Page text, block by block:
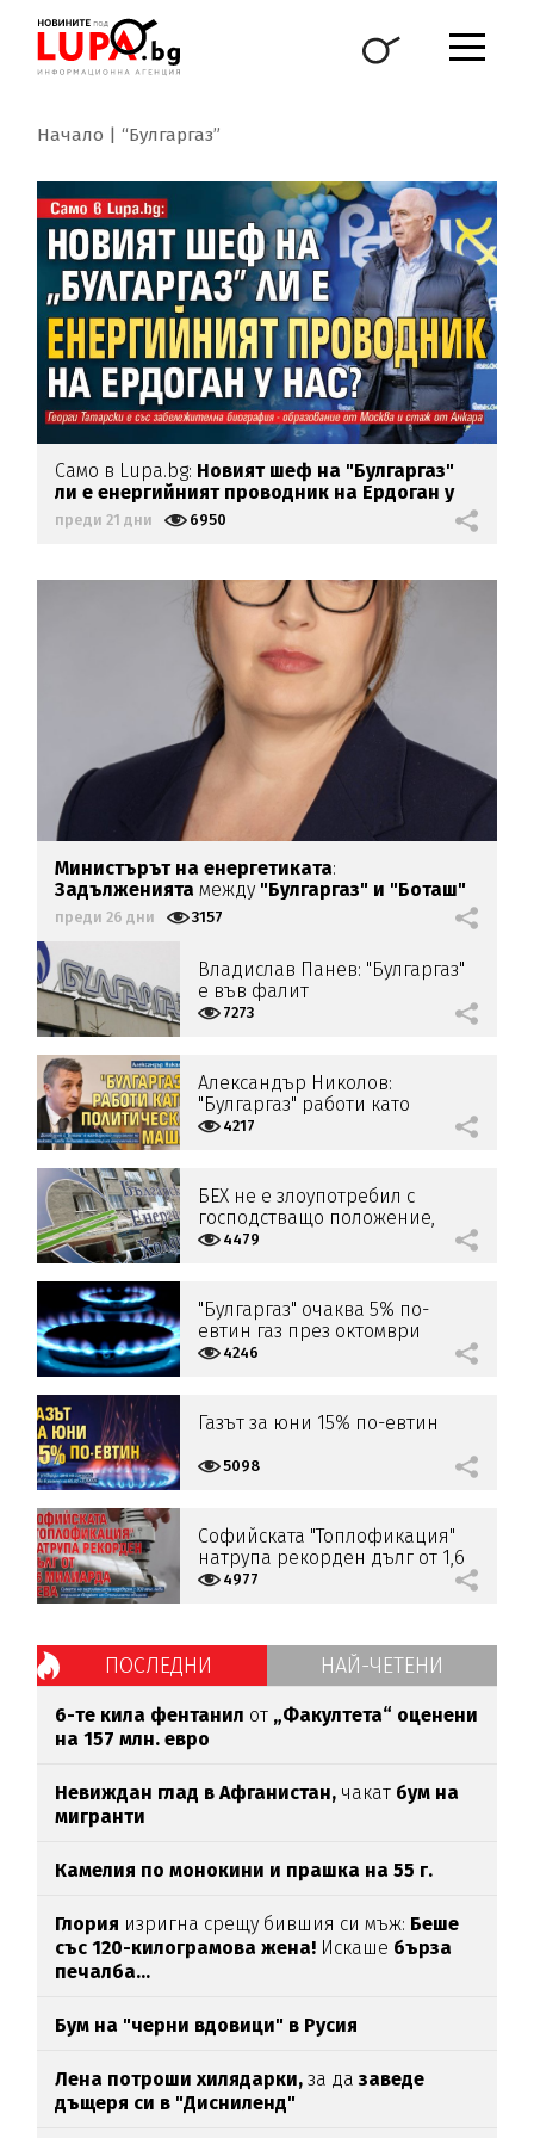
Начало “Булгаргаз”
Само в Lupa.bg: Новият шеф на "Булгаргаз"
ли е енергийният проводник на Ердоган у
нас?
преди 21 дни 6950
Министърът на енергетиката:
Задължениятамежду "Булгаргаз" и "Боташ"
няма да натоварят
преди 26 дни 3157
Владислав Панев: "Булгаргаз"
е във фалит
7273
Александър Николов:
"Булгаргаз" работи като
политическа маша
4217
БЕХ не е злоупотребил с
господстващо положение,
отменена е и глобата от ЕК
4479
"Булгаргаз" очаква 5% по-
евтин газ през октомври
4246
Газът за юни 15% по-евтин
5098
Софийската "Топлофикация"
натрупа рекорден дълг от 1,6
милиарда лева
4977
ПОСЛЕДНИ НАЙ-ЧЕТЕНИ
6-те кила фентанил от „Факултета“ оценени
на 157 млн. евро
Невиждан глад в Афганистан, чакат бум на
мигранти
Камелия по монокини и прашка на 55 г.
Глория изригна срещу бившия си мъж: Беше
със 120-килограмова жена! Искаше бърза
печалба...
Бум на "черни вдовици" в Русия
Лена потроши хилядарки,за да заведе
дъщеря си в "Дисниленд"